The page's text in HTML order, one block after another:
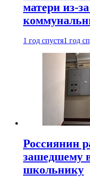
матери из-
1 год спустя1 год
Россиянин
зашедшему
школьнику